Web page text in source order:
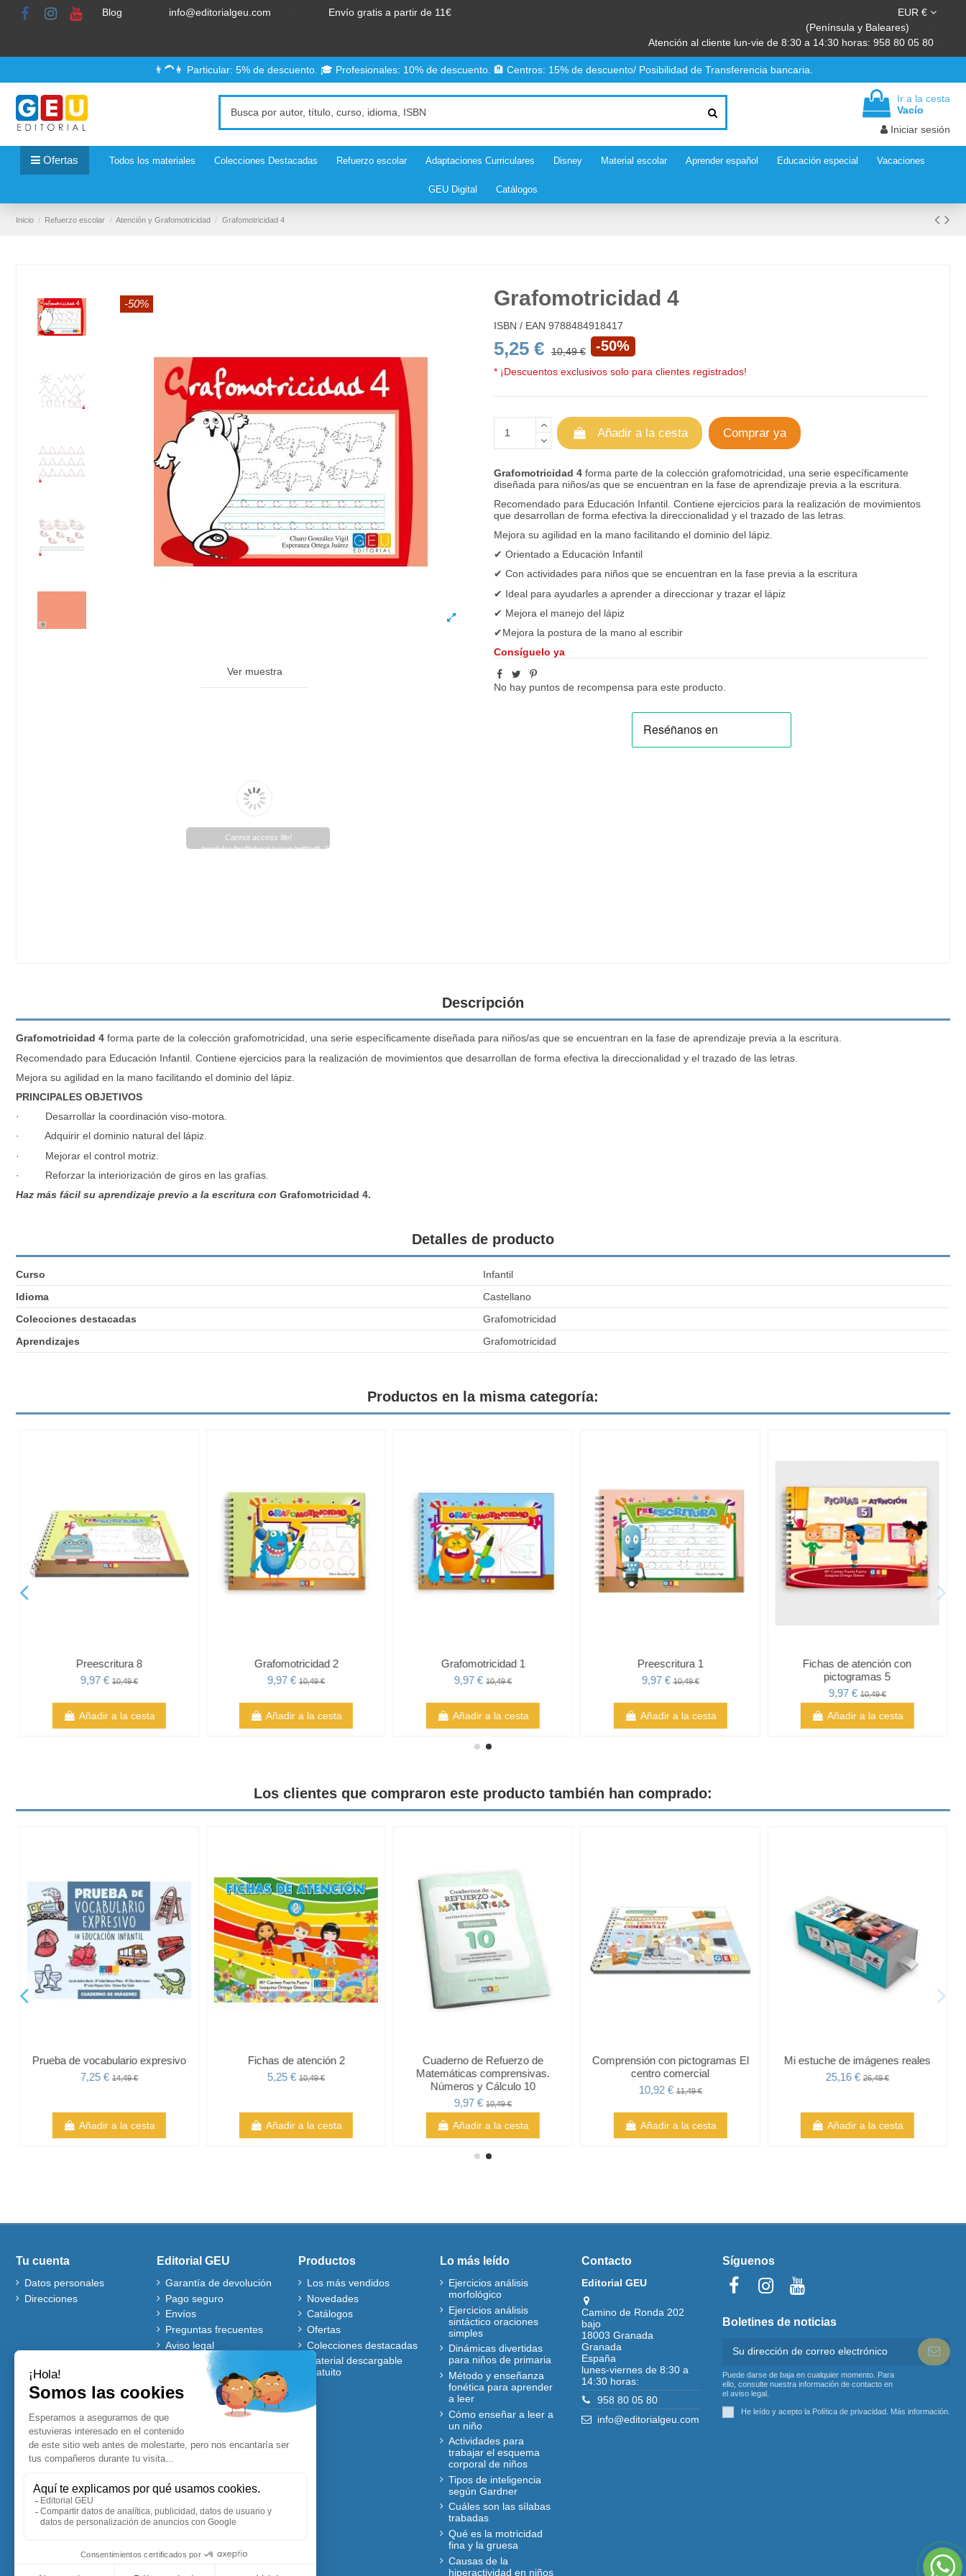
Blog info@editorialgeu.com Envío gratis a partir de 11€
EUR €
(Península y Baleares)
Atención al cliente lun-vie de 8:30 a 14:30 horas: 958 80 05 80
👨‍🦱👩 Particular: 5% de descuento. 🎓 Profesionales: 10% de descuento. 🏨 Centros: 15% de descuento/ Posibilidad de Transferencia bancaria.
Ir a la cesta
Vacío
Iniciar sesión
Ofertas Todos los materiales Colecciones Destacadas Refuerzo escolar Adaptaciones Curriculares Disney Material escolar Aprender español Educación especial Vacaciones
GEU Digital Catálogos
Inicio Refuerzo escolar Atención y Grafomotricidad Grafomotricidad 4
-50%
Ver muestra
Cannot access file!
/modules/lpsflipbook/views/pdf/pdf_279_1.pdf
Grafomotricidad 4
ISBN / EAN 9788484918417
5,25 € 10,49 € -50%
* ¡Descuentos exclusivos solo para clientes registrados!
Añadir a la cesta Comprar ya
Grafomotricidad 4 forma parte de la colección grafomotricidad, una serie específicamente
diseñada para niños/as que se encuentran en la fase de aprendizaje previa a la escritura.
Recomendado para Educación Infantil. Contiene ejercicios para la realización de movimientos
que desarrollan de forma efectiva la direccionalidad y el trazado de las letras.
Mejora su agilidad en la mano facilitando el dominio del lápiz.
✔ Orientado a Educación Infantil
✔ Con actividades para niños que se encuentran en la fase previa a la escritura
✔ Ideal para ayudarles a aprender a direccionar y trazar el lápiz
✔ Mejora el manejo del lápiz
✔Mejora la postura de la mano al escribir
Consíguelo ya
No hay puntos de recompensa para este producto.
Descripción
Grafomotricidad 4 forma parte de la colección grafomotricidad, una serie específicamente diseñada para niños/as que se encuentran en la fase de aprendizaje previa a la escritura.
Recomendado para Educación Infantil. Contiene ejercicios para la realización de movimientos que desarrollan de forma efectiva la direccionalidad y el trazado de las letras.
Mejora su agilidad en la mano facilitando el dominio del lápiz.
PRINCIPALES OBJETIVOS
· Desarrollar la coordinación viso-motora.
· Adquirir el dominio natural del lápiz.
· Mejorar el control motriz.
· Reforzar la interiorización de giros en las grafías.
Haz más fácil su aprendizaje previo a la escritura con Grafomotricidad 4.
Detalles de producto
Curso
Infantil
Idioma
Castellano
Colecciones destacadas
Grafomotricidad
Aprendizajes
Grafomotricidad
Productos en la misma categoría:
Preescritura 8
9,97 €10,49 €
Añadir a la cesta
Grafomotricidad 2
9,97 € 10,49 €
Añadir a la cesta
Grafomotricidad 1
9,97 €10,49 €
Añadir a la cesta
Preescritura 1
9,97 €10,49 €
Añadir a la cesta
Fichas de atención con
pictogramas 5
9,97 €10,49 €
Añadir a la cesta
Los clientes que compraron este producto también han comprado:
Prueba de vocabulario expresivo
7,25 €14,49 €
Añadir a la cesta
Fichas de atención 2
5,25 € 10,49 €
Añadir a la cesta
Cuaderno de Refuerzo de
Matemáticas comprensivas.
Números y Cálculo 10
9,97 €10,49 €
Añadir a la cesta
Comprensión con pictogramas El
centro comercial
10,92 €11,49 €
Añadir a la cesta
Mi estuche de imágenes reales
25,16 €26,49 €
Añadir a la cesta
Tu cuenta
Datos personales
Direcciones
Editorial GEU
Garantía de devolución
Pago seguro
Envíos
Preguntas frecuentes
Aviso legal
Quiénes somos
Política de cookies
Autores
Ventajas de comprar en
nuestra web
Cuentos Disney
Accesibles para Todos
Planificadores y
Lecturas comprensivas
Blog
Productos
Los más vendidos
Novedades
Catálogos
Ofertas
Colecciones destacadas
Material descargable
gratuito
Lo más leído
Ejercicios análisis
morfológico
Ejercicios análisis
sintáctico oraciones
simples
Dinámicas divertidas
para niños de primaria
Método y enseñanza
fonética para aprender
a leer
Cómo enseñar a leer a
un niño
Actividades para
trabajar el esquema
corporal de niños
Tipos de inteligencia
según Gardner
Cuáles son las sílabas
trabadas
Qué es la motricidad
fina y la gruesa
Causas de la
hiperactividad en niños
Contacto
Editorial GEU
Camino de Ronda 202
bajo
18003 Granada
Granada
España
lunes-viernes de 8:30 a
14:30 horas:
958 80 05 80
info@editorialgeu.com
Síguenos
Boletines de noticias
Puede darse de baja en cualquier momento. Para
ello, consulte nuestra información de contacto en
el aviso legal.
He leído y acepto la Política de privacidad. Más información